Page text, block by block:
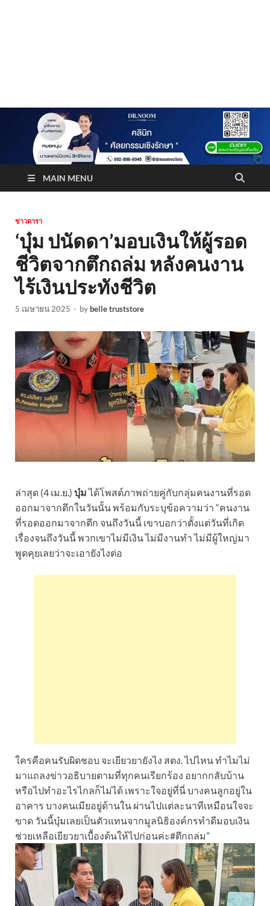
Truststoreonline
MAIN MENU
ข่าวดารา
‘บุ๋ม ปนัดดา’มอบเงินให้ผู้รอด
ชีวิตจากตึกถล่ม หลังคนงาน
ไร้เงินประทังชีวิต
5 เมษายน 2025 - bybelle truststore
ล่าสุด (4 เม.ย.) บุ๋มได้โพสต์ภาพถ่ายคู่กับกลุ่มคนงานที่รอด
ออกมาจากตึกในวันนั้น พร้อมกับระบุข้อความว่า “คนงาน
ที่รอดออกมาจากตึก จนถึงวันนี้ เขาบอกว่าตั้งแต่วันที่เกิด
เรื่องจนถึงวันนี้ พวกเขาไม่มีเงิน ไม่มีงานทำ ไม่มีผู้ใหญ่มา
พูดคุยเลยว่าจะเอายังไงต่อ
ใครคือคนรับผิดชอบ จะเยียวยายังไง สตง. ไปไหน ทำไมไม่
มาแถลงข่าวอธิบายตามที่ทุกคนเรียกร้อง อยากกลับบ้าน
หรือไปทำอะไรไกลก็ไม่ได้ เพราะใจอยู่ที่นี่ บางคนลูกอยู่ใน
อาคาร บางคนเมียอยู่ด้านใน ผ่านไปแต่ละนาทีเหมือนใจจะ
ขาด วันนี้บุ๋มเลยเป็นตัวแทนจากมูลนิธิองค์กรทำดีมอบเงิน
ช่วยเหลือเยียวยาเบื้องต้นให้ไปก่อนค่ะ#ตึกถล่ม”